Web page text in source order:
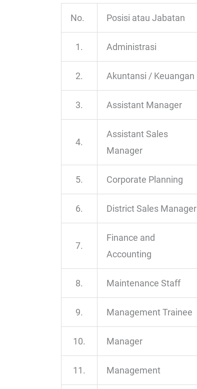
No. Posisi atau Jabatan
1. Administrasi
2. Akuntansi / Keuangan
3. Assistant Manager
4.
Assistant Sales
Manager
5. Corporate Planning
6. District Sales Manager
7.
Finance and
Accounting
8. Maintenance Staff
9. Management Trainee
10. Manager
11. Management